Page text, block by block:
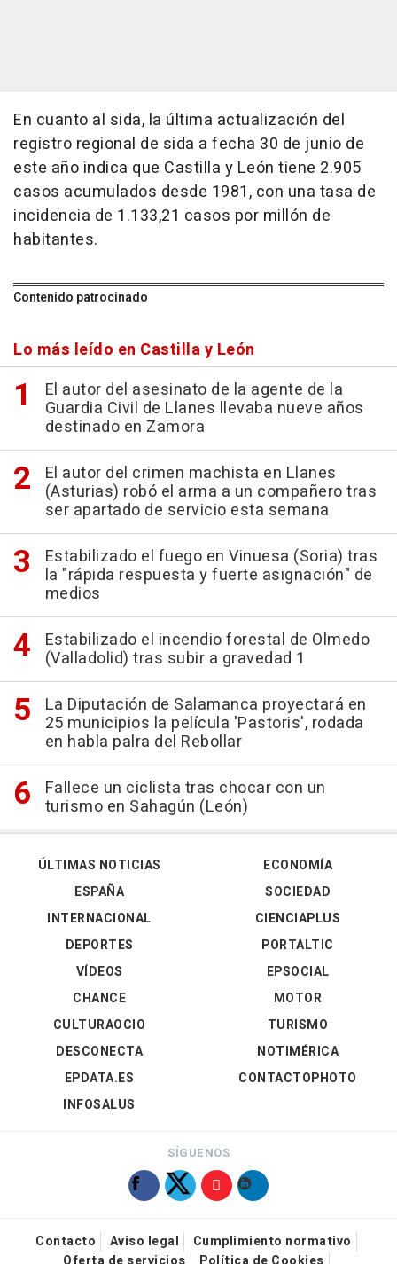
En cuanto al sida, la última actualización del
registro regional de sida a fecha 30 de junio de
este año indica que Castilla y León tiene 2.905
casos acumulados desde 1981, con una tasa de
incidencia de 1.133,21 casos por millón de
habitantes.
Contenido patrocinado
Lo más leído en Castilla y León
El autor del asesinato de la agente de la
Guardia Civil de Llanes llevaba nueve años
destinado en Zamora
El autor del crimen machista en Llanes
(Asturias) robó el arma a un compañero tras
ser apartado de servicio esta semana
Estabilizado el fuego en Vinuesa (Soria) tras
la "rápida respuesta y fuerte asignación" de
medios
Estabilizado el incendio forestal de Olmedo
(Valladolid) tras subir a gravedad 1
La Diputación de Salamanca proyectará en
25 municipios la película 'Pastoris', rodada
en habla palra del Rebollar
Fallece un ciclista tras chocar con un
turismo en Sahagún (León)
ÚLTIMAS NOTICIAS
ESPAÑA
INTERNACIONAL
DEPORTES
VÍDEOS
ECONOMÍA
SOCIEDAD
CIENCIAPLUS
PORTALTIC
EPSOCIAL
CHANCE
CULTURAOCIO
DESCONECTA
EPDATA.ES
INFOSALUS
MOTOR
TURISMO
NOTIMÉRICA
CONTACTOPHOTO
SÍGUENOS
Contacto Aviso legal
Cumplimiento normativo